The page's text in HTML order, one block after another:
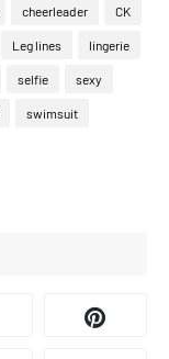
cheerleader CK
Leg lines lingerie
selfie sexy
swimsuit